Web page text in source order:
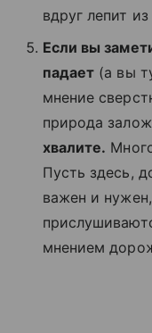
вдруг лепит
Если вы
падает (а вы
мнение
природа
хвалите.
Пусть здесь,
важен и
мнением